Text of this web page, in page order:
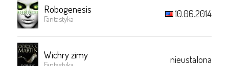
Robogenesis
Fantastyka 10.06.2014
Wichry zimy nieustalona